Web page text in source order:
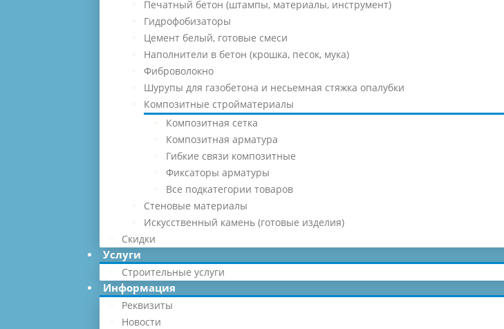
Печатный бетон (штампы, материалы, инструмент)
Гидрофобизаторы
Цемент белый, готовые смеси
Наполнители в бетон (крошка, песок, мука)
Фиброволокно
Шурупы для газобетона и несьемная стяжка опалубки
Композитные стройматериалы
Композитная сетка
Композитная арматура
Гибкие связи композитные
Фиксаторы арматуры
Все подкатегории товаров
Стеновые материалы
Искусственный камень (готовые изделия)
Скидки
Услуги
Строительные услуги
Информация
Реквизиты
Новости